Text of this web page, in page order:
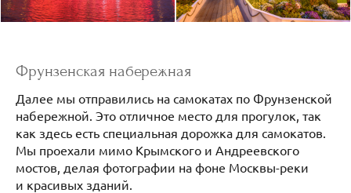
Фрунзенская набережная
Далее мы отправились на самокатах по Фрунзенской
набережной. Это отличное место для прогулок, так
как здесь есть специальная дорожка для самокатов.
Мы проехали мимо Крымского и Андреевского
мостов, делая фотографии на фоне Москвы-реки
и красивых зданий.